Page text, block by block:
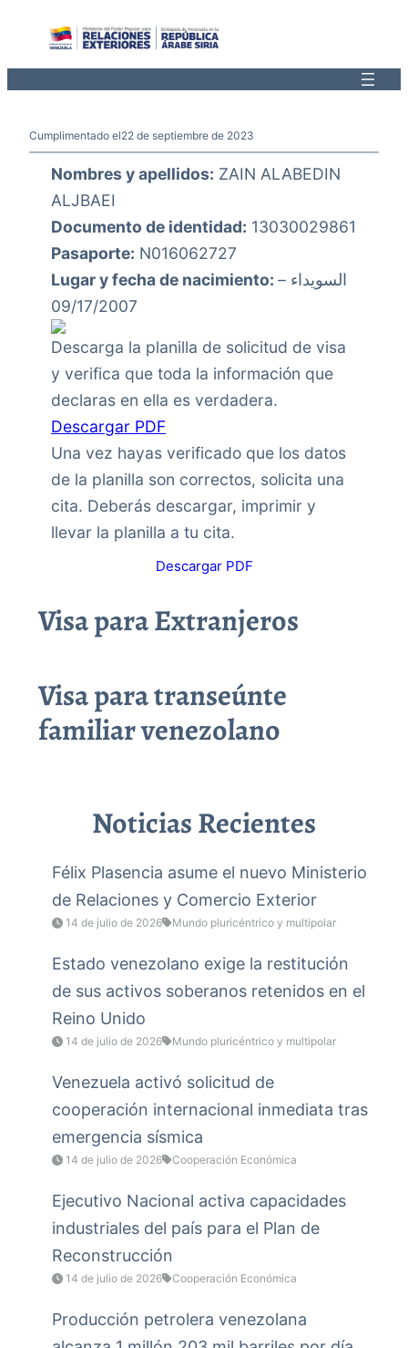
Cumplimentado el22 de septiembre de 2023
Nombres y apellidos: ZAIN ALABEDIN
ALJBAEI
Documento de identidad: 13030029861
Pasaporte: N016062727
Lugar y fecha de nacimiento: السويداء –
09/17/2007
Descarga la planilla de solicitud de visa
y verifica que toda la información que
declaras en ella es verdadera.
Descargar PDF
Una vez hayas verificado que los datos
de la planilla son correctos, solicita una
cita. Deberás descargar, imprimir y
llevar la planilla a tu cita.
Descargar PDF
Visa para Extranjeros
Visa para transeúnte
familiar venezolano
Noticias Recientes
Félix Plasencia asume el nuevo Ministerio
de Relaciones y Comercio Exterior
14 de julio de 2026 Mundo pluricéntrico y multipolar
Estado venezolano exige la restitución
de sus activos soberanos retenidos en el
Reino Unido
14 de julio de 2026 Mundo pluricéntrico y multipolar
Venezuela activó solicitud de
cooperación internacional inmediata tras
emergencia sísmica
14 de julio de 2026 Cooperación Económica
Ejecutivo Nacional activa capacidades
industriales del país para el Plan de
Reconstrucción
14 de julio de 2026 Cooperación Económica
Producción petrolera venezolana